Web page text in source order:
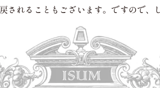
されることもございます。ですので